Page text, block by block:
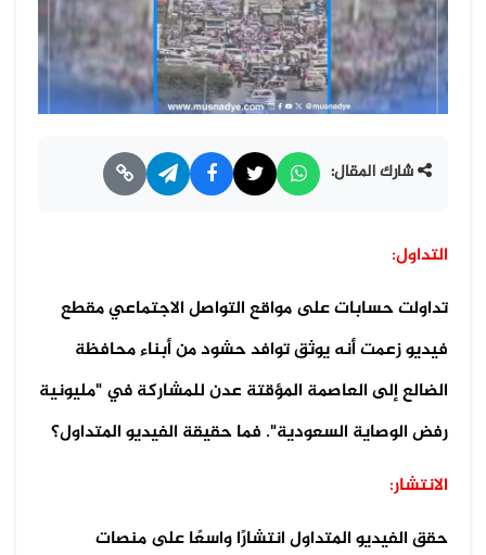
شارك المقال:
التداول:
تداولت حسابات على مواقع التواصل الاجتماعي مقطع
فيديو زعمت أنه يوثق توافد حشود من أبناء محافظة
الضالع إلى العاصمة المؤقتة عدن للمشاركة في "مليونية
رفض الوصاية السعودية". فما حقيقة الفيديو المتداول؟
الانتشار:
حقق الفيديو المتداول انتشارًا واسعًا على منصات